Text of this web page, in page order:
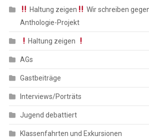
Haltung zeigen
Wir schreiben
Anthologie-Projekt
Haltung zeigen
AGs
Gastbeiträge
Interviews/Porträts
Jugend debattiert
Klassenfahrten und Exkursionen